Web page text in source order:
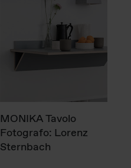
MONIKA Tavolo
Fotografo: Lorenz
Sternbach